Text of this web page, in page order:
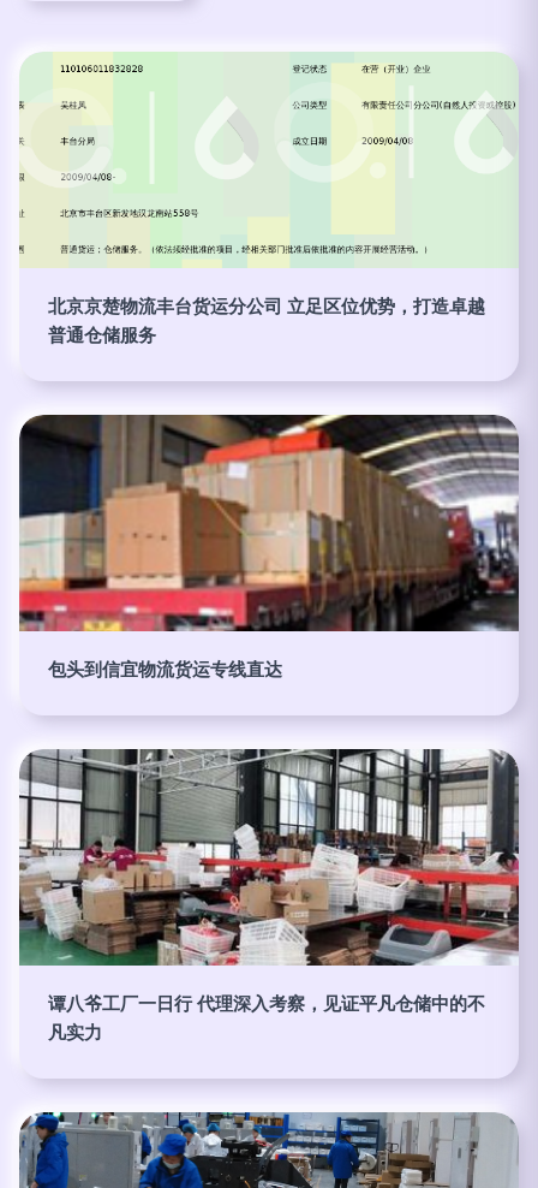
北京京楚物流丰台货运分公司 立足区位优势，打造卓越
普通仓储服务
包头到信宜物流货运专线直达
谭八爷工厂一日行 代理深入考察，见证平凡仓储中的不
凡实力